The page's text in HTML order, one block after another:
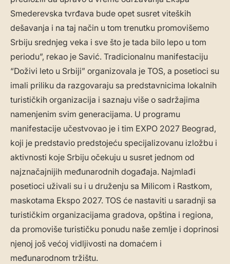
Smederevska tvrđava bude opet susret viteških
dešavanja i na taj način u tom trenutku promovišemo
Srbiju srednjeg veka i sve što je tada bilo lepo u tom
periodu”, rekao je Savić. Tradicionalnu manifestaciju
“Doživi leto u Srbiji” organizovala je TOS, a posetioci su
imali priliku da razgovaraju sa predstavnicima lokalnih
turističkih organizacija i saznaju više o sadržajima
namenjenim svim generacijama. U programu
manifestacije učestvovao je i tim EXPO 2027 Beograd,
koji je predstavio predstojeću specijalizovanu izložbu i
aktivnosti koje Srbiju očekuju u susret jednom od
najznačajnijih međunarodnih događaja. Najmlađi
posetioci uživali su i u druženju sa Milicom i Rastkom,
maskotama Ekspo 2027. TOS će nastaviti u saradnji sa
turističkim organizacijama gradova, opština i regiona,
da promoviše turističku ponudu naše zemlje i doprinosi
njenoj još većoj vidljivosti na domaćem i
međunarodnom tržištu.